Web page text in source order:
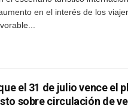
en el interés de los
el 31 de julio vence el
sobre circulación de